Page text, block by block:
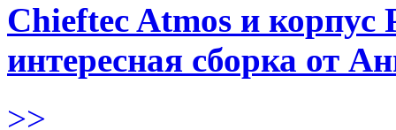
Chieftec Atmos и корпус
интересная сборка от
>>